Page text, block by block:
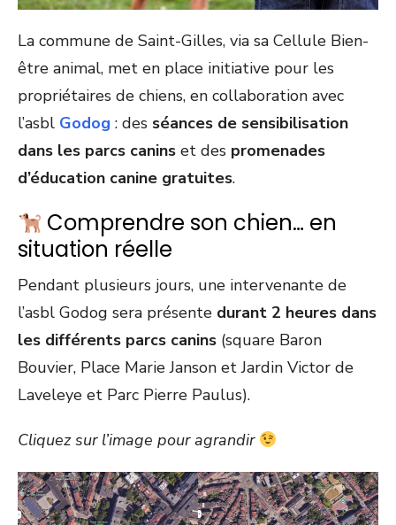
La commune de Saint-Gilles, via sa Cellule Bien-
être animal, met en place initiative pour les
propriétaires de chiens, en collaboration avec
l’asbl Godog : des séances de sensibilisation
dans les parcs canins et des promenades
d’éducation canine gratuites.
Comprendre son chien… en
situation réelle
Pendant plusieurs jours, une intervenante de
l’asbl Godog sera présente durant 2 heures dans
les différents parcs canins (square Baron
Bouvier, Place Marie Janson et Jardin Victor de
Laveleye et Parc Pierre Paulus).
Cliquez sur l’image pour agrandir